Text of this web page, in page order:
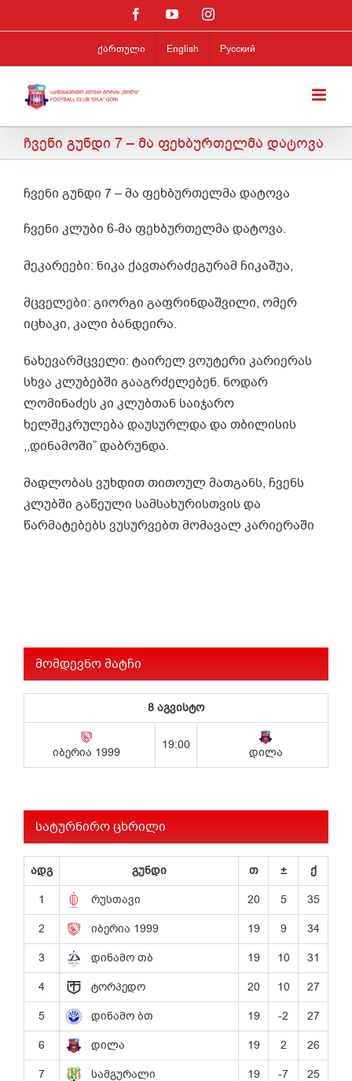
to
FacebookYouTubeInstagram
ქართული English Русский
ჩვენი გუნდი 7 – მა ფეხბურთელმა დატოვა
ჩვენი გუნდი 7 – მა ფეხბურთელმა დატოვა
ჩვენი კლუბი 6-მა ფეხბურთელმა დატოვა.
მეკარეები: ნიკა ქავთარაძეგურამ ჩიკაშუა,
მცველები: გიორგი გაფრინდაშვილი, ომერ
იცხაკი, კალი ბანდეირა.
ნახევარმცველი: ტაირელ ვოუტერი კარიერას
სხვა კლუბებში გააგრძელებენ. ნოდარ
ლომინაძეს კი კლუბთან საიჯარო
ხელშეკრულება დაუსურლდა და თბილისის
,,დინამოში” დაბრუნდა.
მადლობას ვუხდით თითოულ მათგანს, ჩვენს
კლუბში გაწეული სამსახურისთვის და
წარმატებებს ვუსურვებთ მომავალ კარიერაში
მომდევნო მატჩი
სატურნირო ცხრილი